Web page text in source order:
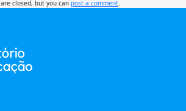
are closed, but you can post a comment